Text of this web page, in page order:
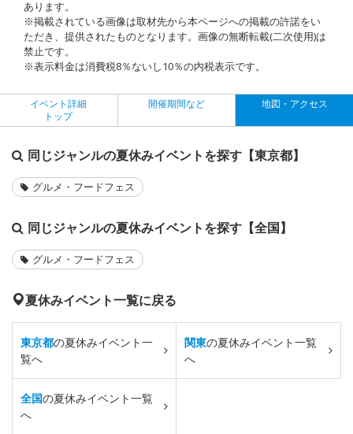
あります。
※掲載されている画像は取材先から本ページへの掲載の許諾をい
ただき、提供されたものとなります。画像の無断転載(二次使用)は
禁止です。
※表示料金は消費税8％ないし10％の内税表示です。
イベント詳細
トップ
開催期間など 地図・アクセス
同じジャンルの夏休みイベントを探す【東京都】
グルメ・フードフェス
同じジャンルの夏休みイベントを探す【全国】
グルメ・フードフェス
夏休みイベント一覧に戻る
東京都の夏休みイベント一
覧へ
関東の夏休みイベント一覧
へ
全国の夏休みイベント一覧
へ